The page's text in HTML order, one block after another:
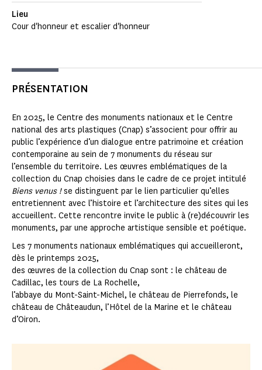
Lieu
Cour d'honneur et escalier d'honneur
PRÉSENTATION
En 2025, le Centre des monuments nationaux et le Centre
national des arts plastiques (Cnap) s’associent pour offrir au
public l’expérience d’un dialogue entre patrimoine et création
contemporaine au sein de 7 monuments du réseau sur
l’ensemble du territoire. Les œuvres emblématiques de la
collection du Cnap choisies dans le cadre de ce projet intitulé
Biens venus !se distinguent par le lien particulier qu’elles
entretiennent avec l’histoire et l’architecture des sites qui les
accueillent. Cette rencontre invite le public à (re)découvrir les
monuments, par une approche artistique sensible et poétique.
Les 7 monuments nationaux emblématiques qui accueilleront,
dès le printemps 2025,
des œuvres de la collection du Cnap sont : le château de
Cadillac, les tours de La Rochelle,
l’abbaye du Mont-Saint-Michel, le château de Pierrefonds, le
château de Châteaudun, l’Hôtel de la Marine et le château
d’Oiron.